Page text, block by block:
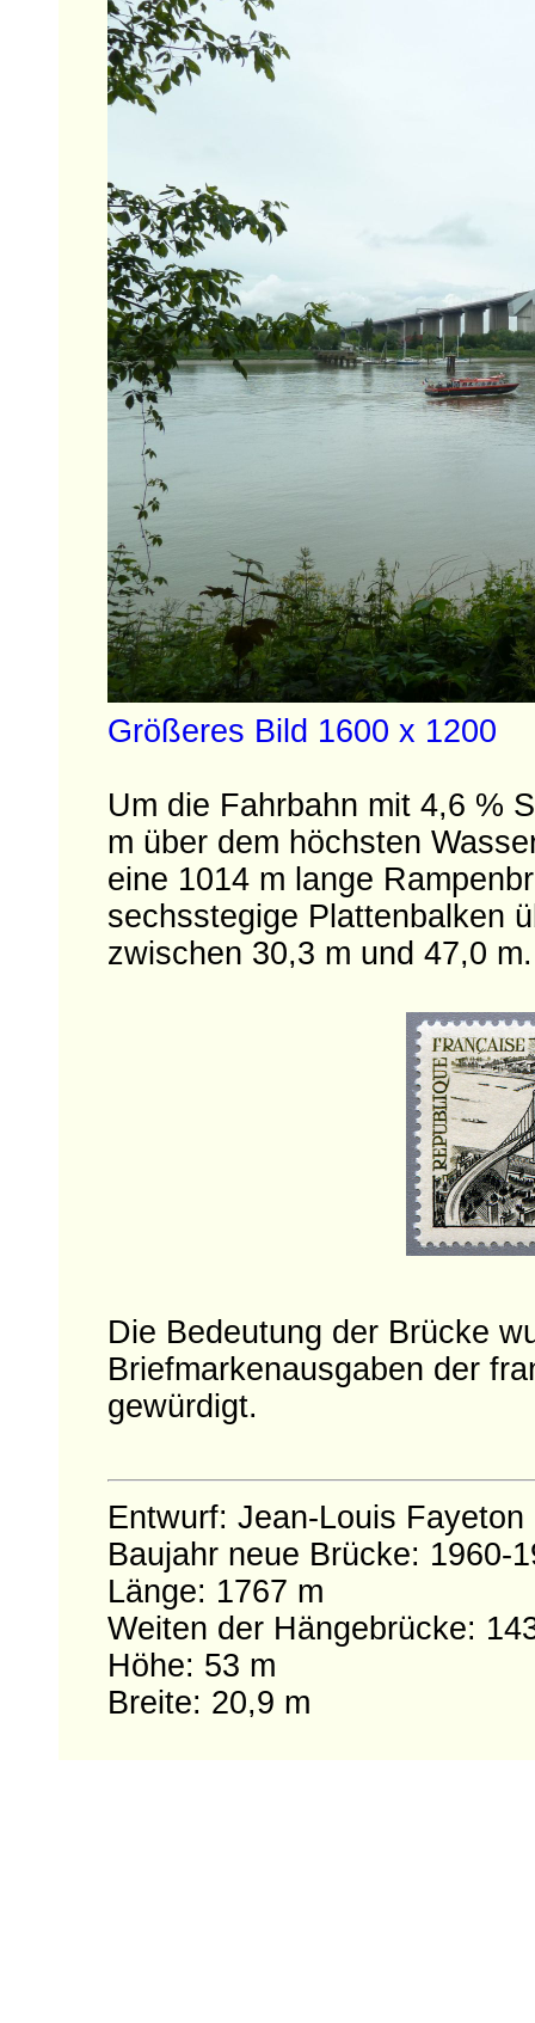
Größeres Bild 1600 x 1200
Um die Fahrbahn mit 4,6 %
m über dem höchsten
eine 1014 m lange
sechsstegige Plattenbalken
zwischen 30,3 m und 47,0 m.
Die Bedeutung der Brücke
Briefmarkenausgaben der
gewürdigt.
Entwurf: Jean-Louis Fayeton
Baujahr neue Brücke: 1960-
Länge: 1767 m
Weiten der Hängebrücke:
Höhe: 53 m
Breite: 20,9 m